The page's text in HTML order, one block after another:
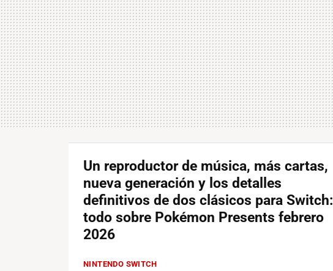
Un reproductor de música, más cartas,
nueva generación y los detalles
definitivos de dos clásicos para Switch:
todo sobre Pokémon Presents febrero
2026
NINTENDO SWITCH